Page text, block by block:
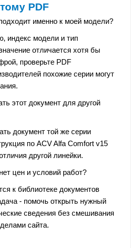
PDF
именно к моей модели?
индекс модели и тип
отличается хотя бы
проверьте PDF
похожие серии могут
этот документ для другой
документ той же серии
по ACV Alfa Comfort v15
другой линейки.
цен и условий работ?
к библиотеке документов
- помочь открыть нужный
сведения без смешивания
сайта.